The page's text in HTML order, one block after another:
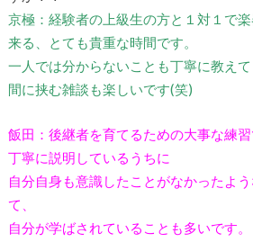
京極：経験者の上級生の方と１対１で
来る、とても貴重な時間です。
一人では分からないことも丁寧に教えて
間に挟む雑談も楽しいです(笑)
飯田：後継者を育てるための大事な練
丁寧に説明しているうちに
自分自身も意識したことがなかったよ
て、
自分が学ばされていることも多いです。